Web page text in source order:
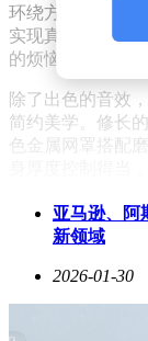
环绕方案，只需
实现真正的环绕
的烦恼。
除了出色的音效
简约美学。修长
色金属网罩搭配
闻等多种音效模
低频更有冲击力
音干扰。它还支
外，闲暇时可以
亚马逊、阿
新领域
2026-01-30